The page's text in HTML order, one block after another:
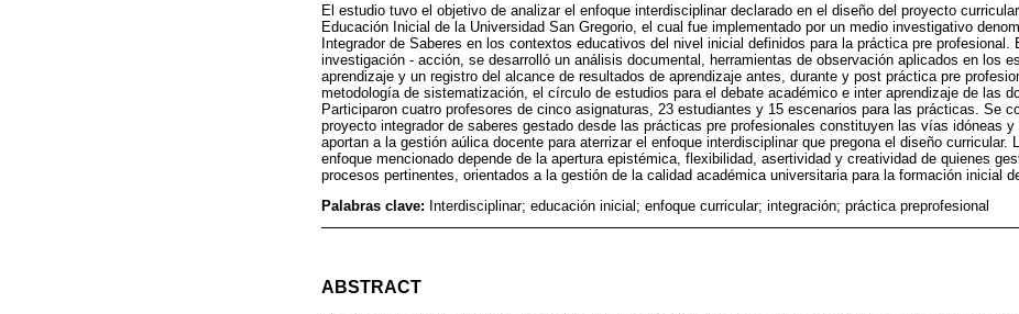
El estudio tuvo el objetivo de analizar el enfoque interdisciplinar declarado en el diseño del proyecto
Educación Inicial de la Universidad San Gregorio, el cual fue implementado por un medio investigativo
Integrador de Saberes en los contextos educativos del nivel inicial definidos para la práctica pre profesional.
investigación - acción, se desarrolló un análisis documental, herramientas de observación aplicados en los
aprendizaje y un registro del alcance de resultados de aprendizaje antes, durante y post práctica pre
metodología de sistematización, el círculo de estudios para el debate académico e inter aprendizaje de las
Participaron cuatro profesores de cinco asignaturas, 23 estudiantes y 15 escenarios para las prácticas. Se
proyecto integrador de saberes gestado desde las prácticas pre profesionales constituyen las vías idóneas y
aportan a la gestión aúlica docente para aterrizar el enfoque interdisciplinar que pregona el diseño curricular.
enfoque mencionado depende de la apertura epistémica, flexibilidad, asertividad y creatividad de quienes
procesos pertinentes, orientados a la gestión de la calidad académica universitaria para la formación inicial
Palabras clave: Interdisciplinar; educación inicial; enfoque curricular; integración; práctica preprofesional
ABSTRACT